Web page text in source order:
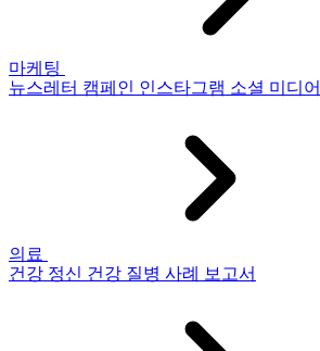
마케팅
뉴스레터 캠페인 인스타그램 소셜 미디어
의료
건강 정신 건강 질병 사례 보고서